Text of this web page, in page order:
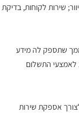
שירות לקוחות, בדיקת
שתספק לה מידע
לאמצעי התשלום
אספקת שירות